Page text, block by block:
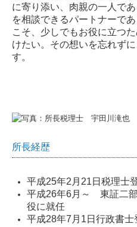
お役立ちコンテンツ
法人のお客様
経営支援
事業承継
相続・資産税
不動産オーナーの方
に寄り添い、肉親の一人で
を相談できるパートナーで
こそ、少しでもお役に立つ
けたい。その想いを忘れず
す。
所長経歴
平成25年2月21日税理士
平成26年6月～ 東証二
役に就任
平成28年7月1日行政書士